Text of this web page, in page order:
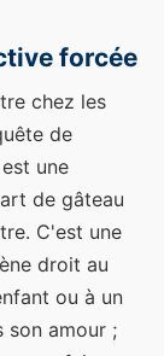
forcée
chez les
de
une
de gâteau
C'est une
droit au
ou à un
son amour ;